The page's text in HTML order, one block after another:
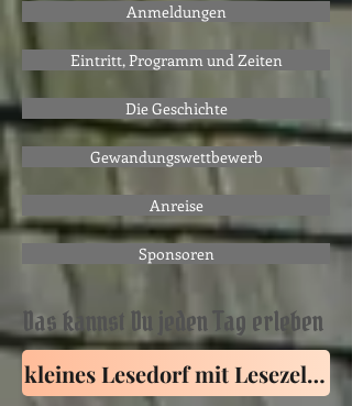
Anmeldungen
Eintritt, Programm und Zeiten
Die Geschichte
Gewandungswettbewerb
Anreise
Sponsoren
Das kannst Du jeden Tag erleben
kleines Lesedorf mit Lesezelt